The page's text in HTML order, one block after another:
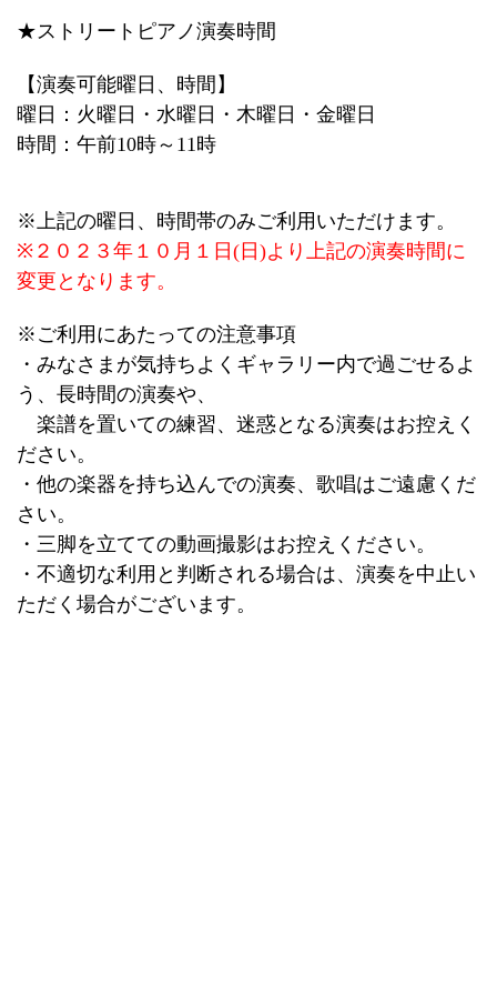
★ストリートピアノ演奏時間
【演奏可能曜日、時間】
曜日：火曜日・水曜日・木曜日・金曜日
時間：午前10時～11時
※上記の曜日、時間帯のみご利用いただけます。
※２０２３年１０月１日(日)より上記の演奏時間に
変更となります。
※ご利用にあたっての注意事項
・みなさまが気持ちよくギャラリー内で過ごせるよ
う、長時間の演奏や、
楽譜を置いての練習、迷惑となる演奏はお控えく
ださい。
・他の楽器を持ち込んでの演奏、歌唱はご遠慮くだ
さい。
・三脚を立てての動画撮影はお控えください。
・不適切な利用と判断される場合は、演奏を中止い
ただく場合がございます。